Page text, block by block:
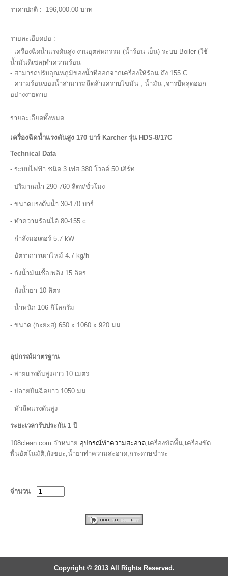
ราคาปกติ :
196,000.00 บาท
รายละเอียดย่อ :
- เครื่องฉีดน้ำแรงดันสูง งานอุตสหกรรม (น้ำร้อน-เย็น) ระบบ Boiler (ใช้
น้ำมันดีเซล)ทำความร้อน
- สามารถปรับอุณหภูมิของน้ำที่ออกจากเครื่องให้ร้อน ถึง 155 C
- ความร้อนของน้ำสามารถฉีดล้างคราบไขมัน , น้ำมัน ,จารบีหลุดออก
อย่างง่ายดาย
รายละเอียดทั้งหมด :
เครื่องฉีดน้ำแรงดันสูง 170 บาร์ Karcher รุ่น HDS-8/17C
Technical Data
- ระบบไฟฟ้า ชนิด 3 เฟส 380 โวลด์ 50 เฮิร์ท
- ปริมาณน้ำ 290-760 ลิตร/ชั่วโมง
- ขนาดแรงดันน้ำ 30-170 บาร์
- ทำความร้อนได้ 80-155 c
- กำลังมอเตอร์ 5.7 kW
- อัตราการเผาไหม้ 4.7 kg/h
- ถังน้ำมันเชื้อเพลิง 15 ลิตร
- ถังน้ำยา 10 ลิตร
- น้ำหนัก 106 กิโลกรัม
- ขนาด (กxยxส) 650 x 1060 x 920 มม.
อุปกรณ์มาตรฐาน
- สายแรงดันสูงยาว 10 เมตร
- ปลายปืนฉีดยาว 1050 มม.
- หัวฉีดแรงดันสูง
ระยะเวลารับประกัน 1 ปี
108clean.com จำหน่าย อุปกรณ์ทำความสะอาด,เครื่องขัดพื้น,เครื่องขัด
พื้นอัตโนมัติ,ถังขยะ,น้ำยาทำความสะอาด,กระดาษชำระ
จำนวน
Copyright © 2013 All Rights Reserved.